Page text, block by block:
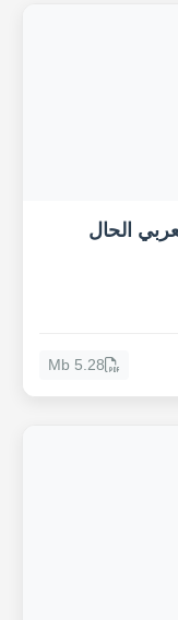
الحال
5.28 Mb